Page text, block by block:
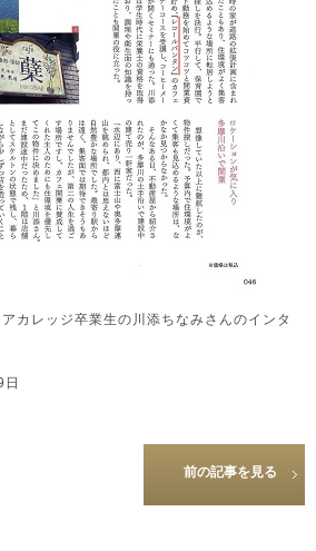
カレッジ卒業生の川添ちなみさんのインタ
前の記事を見る